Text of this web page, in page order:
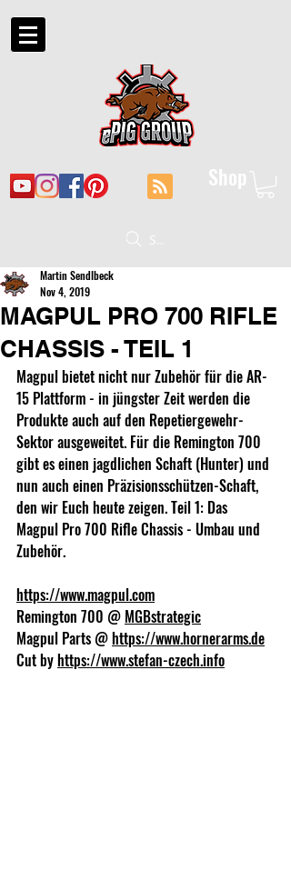
Shop
Suche
MAGPUL PRO 700 RIFLE
CHASSIS - TEIL 1
Martin Sendlbeck
Nov 4, 2019
Magpul bietet nicht nur Zubehör für die AR-
15 Plattform - in jüngster Zeit werden die
Produkte auch auf den Repetiergewehr-
Sektor ausgeweitet. Für die Remington 700
gibt es einen jagdlichen Schaft (Hunter) und
nun auch einen Präzisionsschützen-Schaft,
den wir Euch heute zeigen. Teil 1: Das
Magpul Pro 700 Rifle Chassis - Umbau und
Zubehör.
https://www.magpul.com
Remington 700 @ MGBstrategic
Magpul Parts @ https://www.hornerarms.de
Cut by https://www.stefan-czech.info